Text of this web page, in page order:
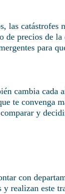
las
de precios de
para
cambia cada
te convenga
y
con
y realizan este